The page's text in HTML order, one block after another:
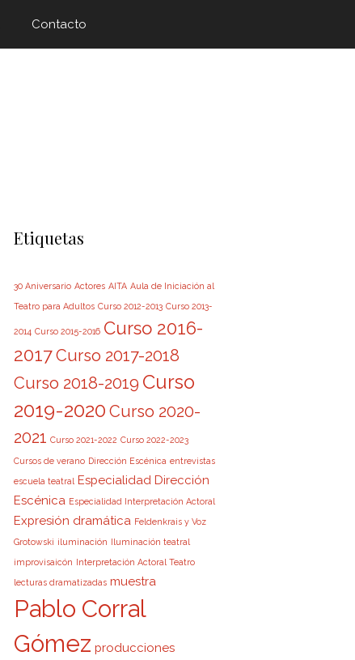
Contacto
Etiquetas
30 Aniversario Actores AITA Aula de Iniciación al
Teatro para Adultos Curso 2012-2013 Curso 2013-
2014 Curso 2015-2016 Curso 2016-
2017Curso 2017-2018
Curso 2018-2019 Curso
2019-2020 Curso 2020-
2021 Curso 2021-2022 Curso 2022-2023
Cursos de verano Dirección Escénica entrevistas
escuela teatral Especialidad Dirección
Escénica Especialidad Interpretación Actoral
Expresión dramática Feldenkrais y Voz
Grotowski iluminación Iluminación teatral
improvisaicón Interpretación Actoral Teatro
lecturas dramatizadas muestra
Pablo Corral
Gómez producciones